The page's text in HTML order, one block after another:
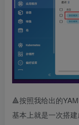
🔺按照我给出的
基本上就是一次搭